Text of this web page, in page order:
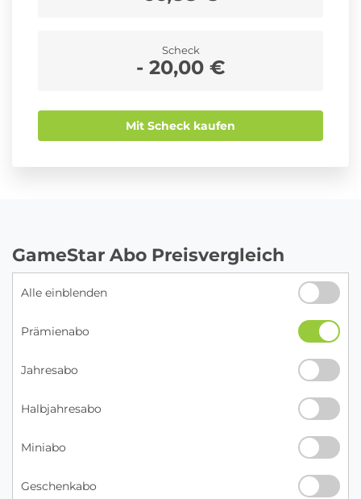
Scheck
- 20,00 €
Mit Scheck kaufen
GameStar Abo Preisvergleich
Alle einblenden
Prämienabo
Jahresabo
Halbjahresabo
Miniabo
Geschenkabo